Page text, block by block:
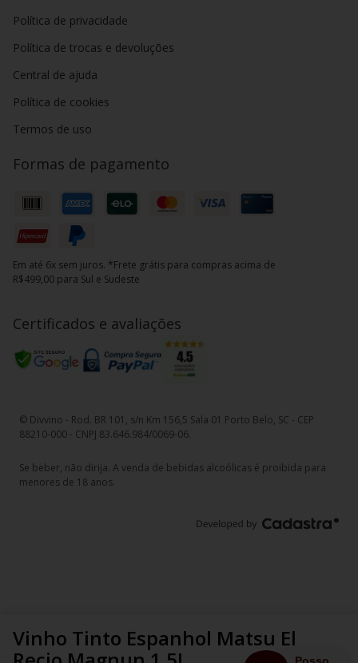
Vinho Tinto Espanhol Matsu El
Política de privacidade
Política de trocas e devoluções
Central de ajuda
Política de cookies
Termos de uso
Formas de pagamento
Em até 6x sem juros. *Frete grátis para compras acima de
R$499,00 para Sul e Sudeste
Certificados e avaliações
© Divvino - Rod. BR 101, s/n Km 156,5 Sala 01 Porto Belo, SC - CEP
88210-000 - CNPJ 83.646.984/0069-06.
Se beber, não dirija. A venda de bebidas alcoólicas é proibida para
menores de 18 anos.